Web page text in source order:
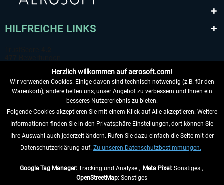
HILFREICHE LINKS
VERTRAG WIDERRUFEN
INFORMATIONEN
Herzlich willkommen auf aerosoft.com!
Wir verwenden Cookies. Einige davon sind technisch notwendig (z.B. für den
Warenkorb), andere helfen uns, unser Angebot zu verbessern und Ihnen ein
besseres Nutzererlebnis zu bieten.
Folgende Cookies akzeptieren Sie mit einem Klick auf Alle akzeptieren. Weitere
Informationen finden Sie in den Privatsphäre-Einstellungen, dort können Sie
Ihre Auswahl auch jederzeit ändern. Rufen Sie dazu einfach die Seite mit der
Datenschutzerklärung auf. Zu unseren Datenschutzbestimmungen.
Google Tag Manager:Tracking und Analyse , Meta Pixel:Sonstiges ,
OpenStreetMap: Sonstiges